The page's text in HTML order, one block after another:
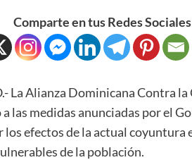
Comparte en tus Redes Sociales
La Alianza Dominicana Contra la
las medidas anunciadas por el
efectos de la actual coyuntura
de la población.